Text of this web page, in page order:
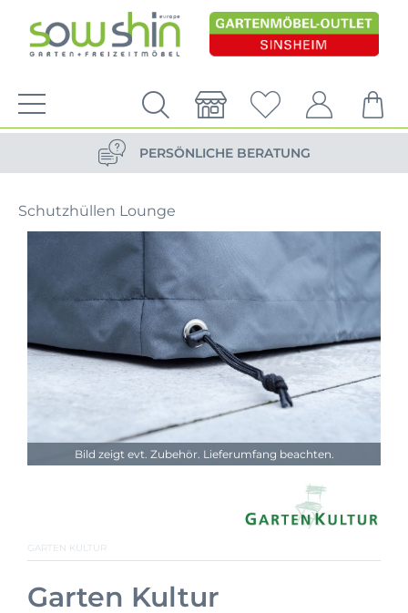
VERSANDKOSTENFREIE LIEFERUNG
PERSÖNLICHE BERATUNG
VERSANDKOSTENFREIE LIEFERUNG
PERSÖNLICHE BERATUNG
Schutzhüllen Lounge
Bild zeigt evt. Zubehör. Lieferumfang beachten.
GARTEN KULTUR
Garten Kultur